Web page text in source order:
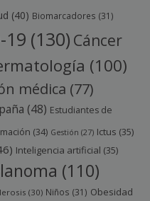
(40) Biomarcadores (31)
19 (130) Cáncer
(100)
médica (77)
(48) Estudiantes de
(34) Gestión (27) Ictus (35)
Inteligencia artificial (35)
(110)
(30) Niños (31) Obesidad